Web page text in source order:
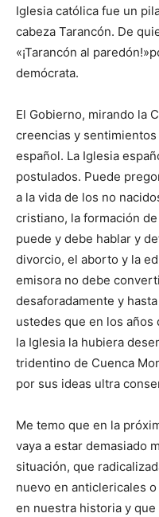
Iglesia católica fue un
cabeza Tarancón. De
«¡Tarancón al
demócrata.
El Gobierno, mirando la
creencias y
español. La Iglesia
postulados. Puede
a la vida de los no
cristiano, la formación
puede y debe hablar y
divorcio, el aborto y la
emisora no debe
desaforadamente y
ustedes que en los años
la Iglesia la hubiera
tridentino de Cuenca
por sus ideas ultra
Me temo que en la
vaya a estar demasiado
situación, que
nuevo en anticlericales
en nuestra historia y